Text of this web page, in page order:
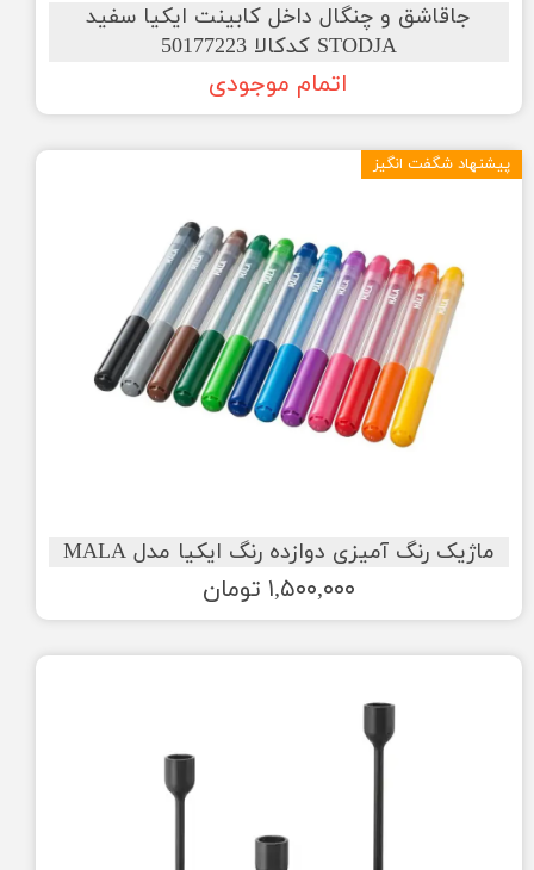
جاقاشق و چنگال داخل کابینت ایکیا سفید
STODJA کدکالا 50177223
اتمام موجودی
ماژیک رنگ آمیزی دوازده رنگ ایکیا مدل MALA
۱,۵۰۰,۰۰۰ تومان
پیشنهاد شگفت انگیز